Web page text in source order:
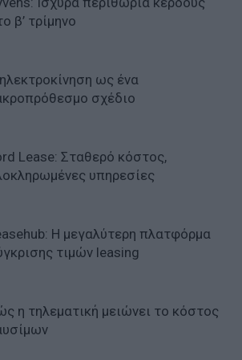
β’ τρίμηνο
ως ένα
σχέδιο
Lease: Σταθερό κόστος,
υπηρεσίες
Η μεγαλύτερη πλατφόρμα
τιμών leasing
η τηλεματική μειώνει το κόστος